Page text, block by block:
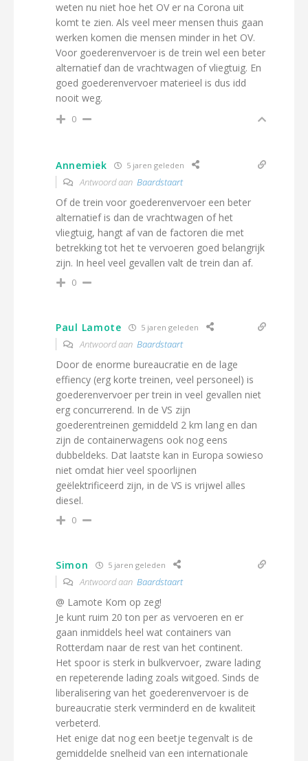
weten nu niet hoe het OV er na Corona uit
komt te zien. Als veel meer mensen thuis gaan
werken komen die mensen minder in het OV.
Voor goederenvervoer is de trein wel een beter
alternatief dan de vrachtwagen of vliegtuig. En
goed goederenvervoer materieel is dus idd
nooit weg.
0
Annemiek 5 jaren geleden
Antwoord aan Baardstaart
Of de trein voor goederenvervoer een beter
alternatief is dan de vrachtwagen of het
vliegtuig, hangt af van de factoren die met
betrekking tot het te vervoeren goed belangrijk
zijn. In heel veel gevallen valt de trein dan af.
0
Paul Lamote 5 jaren geleden
Antwoord aan Baardstaart
Door de enorme bureaucratie en de lage
effiency (erg korte treinen, veel personeel) is
goederenvervoer per trein in veel gevallen niet
erg concurrerend. In de VS zijn
goederentreinen gemiddeld 2 km lang en dan
zijn de containerwagens ook nog eens
dubbeldeks. Dat laatste kan in Europa sowieso
niet omdat hier veel spoorlijnen
geëlektrificeerd zijn, in de VS is vrijwel alles
diesel.
0
Simon 5 jaren geleden
Antwoord aan Baardstaart
@ Lamote Kom op zeg!
Je kunt ruim 20 ton per as vervoeren en er
gaan inmiddels heel wat containers van
Rotterdam naar de rest van het continent.
Het spoor is sterk in bulkvervoer, zware lading
en repeterende lading zoals witgoed. Sinds de
liberalisering van het goederenvervoer is de
bureaucratie sterk verminderd en de kwaliteit
verbeterd.
Het enige dat nog een beetje tegenvalt is de
gemiddelde snelheid van een internationale